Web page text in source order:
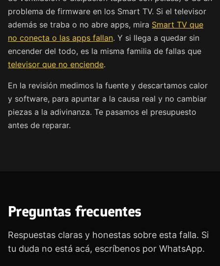
problema de firmware en los Smart TV. Si el televisor
además se traba o no abre apps, mira Smart TV que
no conecta o las apps fallan. Y si llega a quedar sin
encender del todo, es la misma familia de fallas que
televisor que no enciende.
En la revisión medimos la fuente y descartamos calor
y software, para apuntar a la causa real y no cambiar
piezas a la adivinanza. Te pasamos el presupuesto
antes de reparar.
Preguntas frecuentes
Respuestas claras y honestas sobre esta falla. Si
tu duda no está acá, escríbenos por WhatsApp.